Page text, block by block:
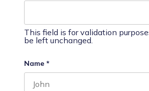
This field is for validation
be left unchanged.
Name *